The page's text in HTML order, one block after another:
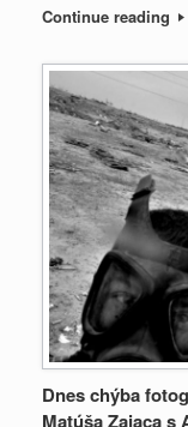
Continue reading
Dnes chýba
Matúša Zajaca